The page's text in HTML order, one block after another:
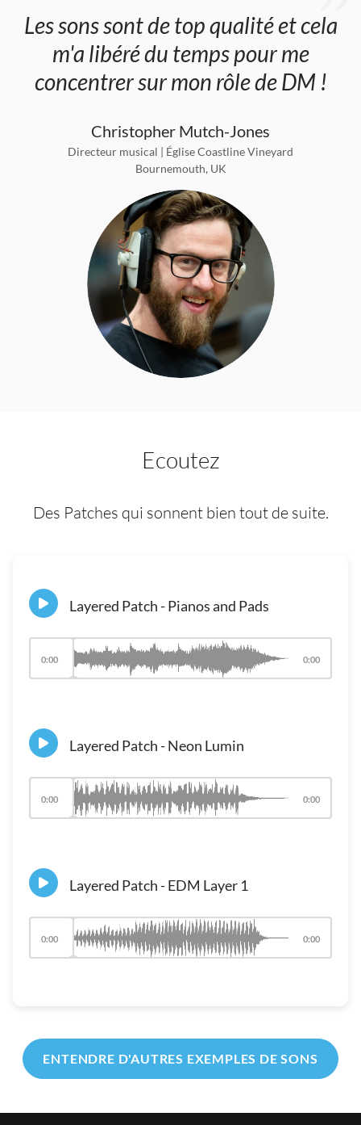
Les sons sont de top qualité et cela
m'a libéré du temps pour me
concentrer sur mon rôle de DM !
Christopher Mutch-Jones
Directeur musical | Église Coastline Vineyard
Bournemouth, UK
Ecoutez
Des Patches qui sonnent bien tout de suite.
Layered Patch - Pianos and Pads
0:00 0:00
Layered Patch - Neon Lumin
0:00 0:00
Layered Patch - EDM Layer 1
0:00 0:00
ENTENDRE D'AUTRES EXEMPLES DE SONS